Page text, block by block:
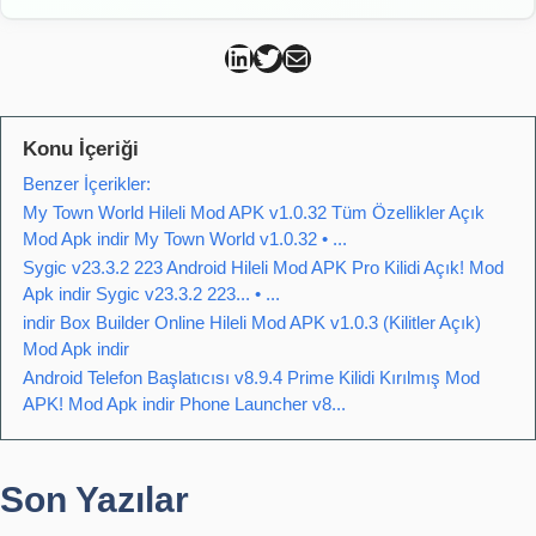
Can Kütahya Linkedin
Can Kütahya Twitter
Can Kütahya Mail
Konu İçeriği
Benzer İçerikler:
My Town World Hileli Mod APK v1.0.32 Tüm Özellikler Açık
Mod Apk indir My Town World v1.0.32 • ...
Sygic v23.3.2 223 Android Hileli Mod APK Pro Kilidi Açık! Mod
Apk indir Sygic v23.3.2 223... • ...
indir Box Builder Online Hileli Mod APK v1.0.3 (Kilitler Açık)
Mod Apk indir
Android Telefon Başlatıcısı v8.9.4 Prime Kilidi Kırılmış Mod
APK! Mod Apk indir Phone Launcher v8...
Son Yazılar